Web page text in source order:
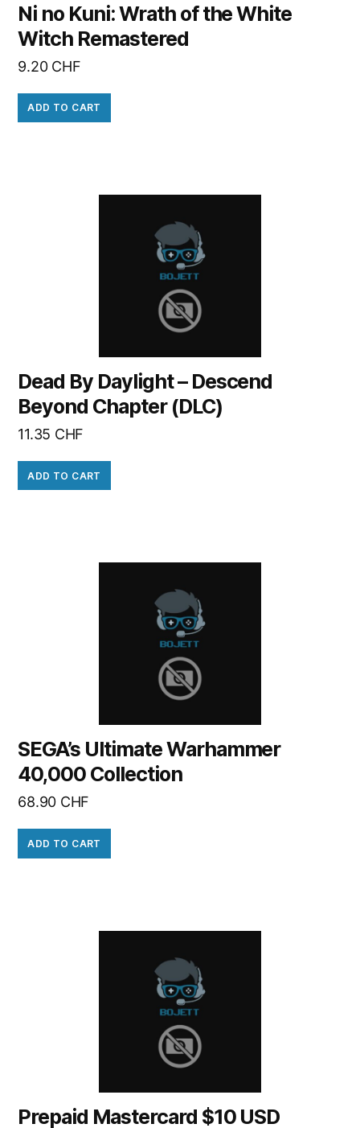
Ni no Kuni: Wrath of the White
Witch Remastered
9.20 CHF
ADD TO CART
Dead By Daylight – Descend
Beyond Chapter (DLC)
11.35 CHF
ADD TO CART
SEGA’s Ultimate Warhammer
40,000 Collection
68.90 CHF
ADD TO CART
Prepaid Mastercard $10 USD